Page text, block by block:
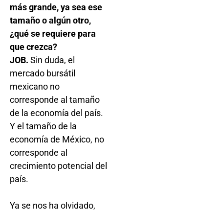
más grande, ya sea ese
tamaño o algún otro,
¿qué se requiere para
que crezca?
JOB. Sin duda, el
mercado bursátil
mexicano no
corresponde al tamaño
de la economía del país.
Y el tamaño de la
economía de México, no
corresponde al
crecimiento potencial del
país.
Ya se nos ha olvidado,